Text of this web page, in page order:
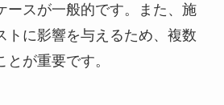
ースが一般的です。また、施
トに影響を与えるため、複数
が重要です。